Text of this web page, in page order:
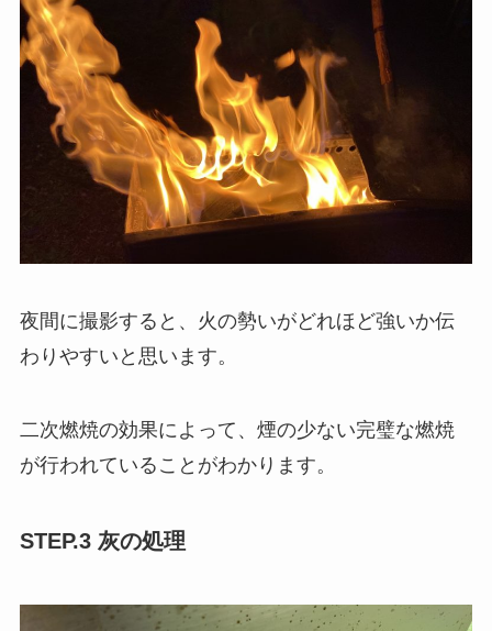
夜間に撮影すると、火の勢いがどれほど強いか伝
わりやすいと思います。
二次燃焼の効果によって、煙の少ない完璧な燃焼
が行われていることがわかります。
STEP.3 灰の処理